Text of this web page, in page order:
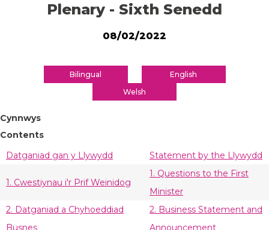
Plenary - Sixth Senedd
08/02/2022
Bilingual
English
Welsh
Cynnwys
Contents
Datganiad gan y Llywydd
Statement by the Llywydd
1. Cwestiynau i'r Prif Weinidog
1. Questions to the First
Minister
2. Datganiad a Chyhoeddiad
Busnes
2. Business Statement and
Announcement